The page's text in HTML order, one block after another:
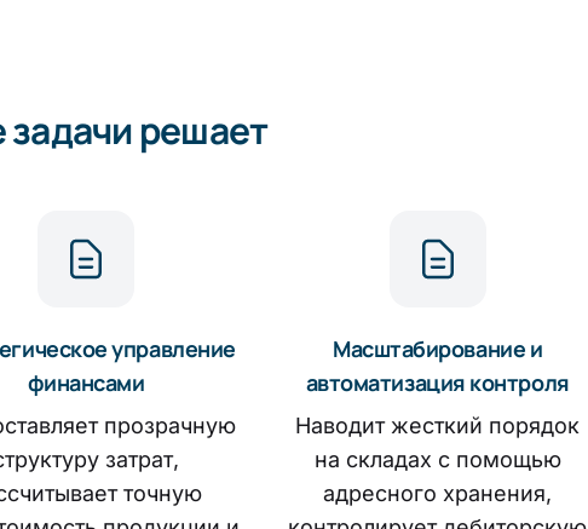
задачи решает
управление
финансами
прозрачную
затрат,
точную
Масштабирование и
автоматизация контроля
Наводит жесткий порядок
на складах с помощью
адресного хранения,